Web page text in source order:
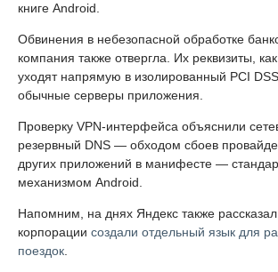
книге Android.
Обвинения в небезопасной обработке
компания также отвергла. Их реквизиты,
уходят напрямую в изолированный PCI
обычные серверы приложения.
Проверку VPN-интерфейса объяснили
резервный DNS — обходом сбоев
других приложений в манифесте —
механизмом Android.
Напомним, на днях Яндекс также
корпорации создали отдельный язык для
поездок.